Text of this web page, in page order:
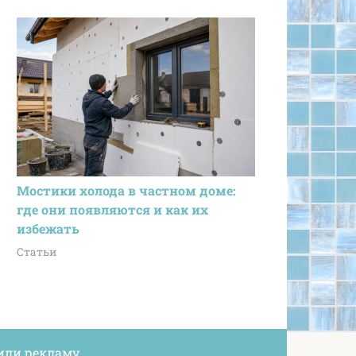
Мостики холода в частном доме:
где они появляются и как их
избежать
Статьи
рекламу